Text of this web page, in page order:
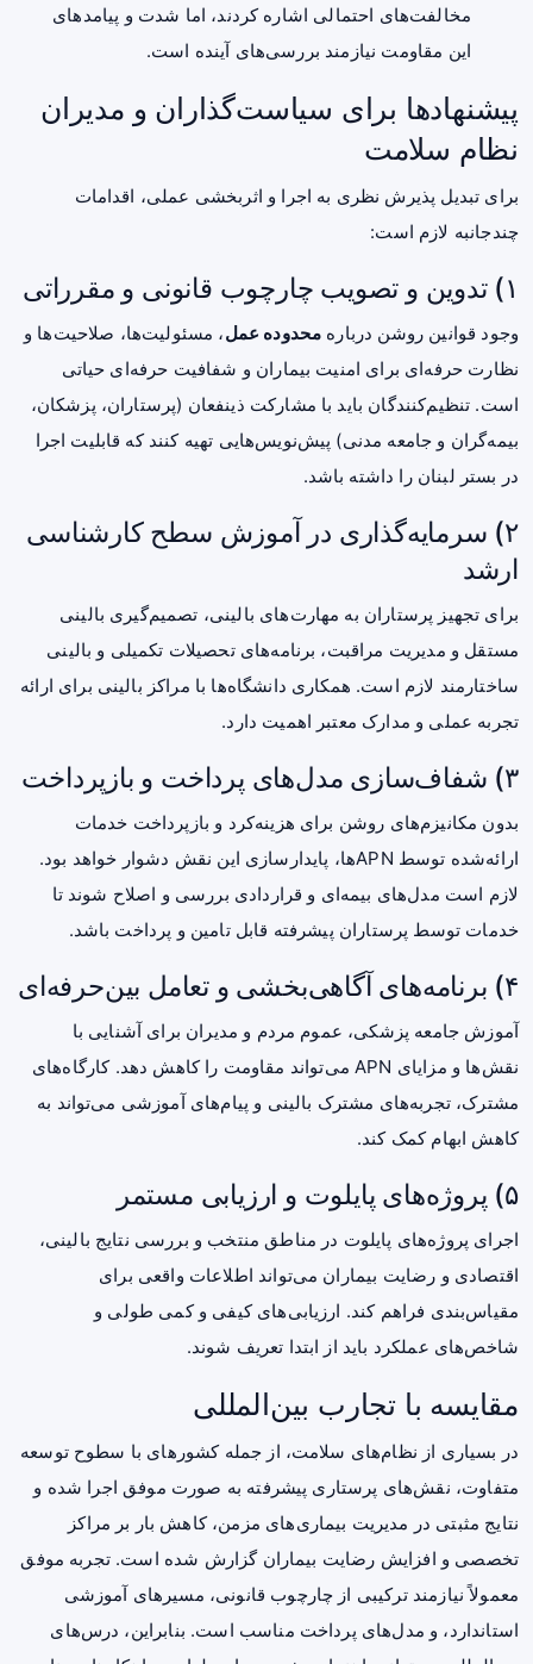
مخالفت‌های احتمالی اشاره کردند، اما شدت و پیامدهای
این مقاومت نیازمند بررسی‌های آینده است.
پیشنهادها برای سیاست‌گذاران و مدیران
نظام سلامت
برای تبدیل پذیرش نظری به اجرا و اثربخشی عملی، اقدامات
چندجانبه لازم است:
۱) تدوین و تصویب چارچوب قانونی و مقرراتی
وجود قوانین روشن درباره محدوده عمل، مسئولیت‌ها، صلاحیت‌ها و
نظارت حرفه‌ای برای امنیت بیماران و شفافیت حرفه‌ای حیاتی
است. تنظیم‌کنندگان باید با مشارکت ذینفعان (پرستاران، پزشکان،
بیمه‌گران و جامعه مدنی) پیش‌نویس‌هایی تهیه کنند که قابلیت اجرا
در بستر لبنان را داشته باشد.
۲) سرمایه‌گذاری در آموزش سطح کارشناسی
ارشد
برای تجهیز پرستاران به مهارت‌های بالینی، تصمیم‌گیری بالینی
مستقل و مدیریت مراقبت، برنامه‌های تحصیلات تکمیلی و بالینی
ساختارمند لازم است. همکاری دانشگاه‌ها با مراکز بالینی برای ارائه
تجربه عملی و مدارک معتبر اهمیت دارد.
۳) شفاف‌سازی مدل‌های پرداخت و بازپرداخت
بدون مکانیزم‌های روشن برای هزینه‌کرد و بازپرداخت خدمات
ارائه‌شده توسط APNها، پایدارسازی این نقش دشوار خواهد بود.
لازم است مدل‌های بیمه‌ای و قراردادی بررسی و اصلاح شوند تا
خدمات توسط پرستاران پیشرفته قابل تامین و پرداخت باشد.
۴) برنامه‌های آگاهی‌بخشی و تعامل بین‌حرفه‌ای
آموزش جامعه پزشکی، عموم مردم و مدیران برای آشنایی با
نقش‌ها و مزایای APN می‌تواند مقاومت را کاهش دهد. کارگاه‌های
مشترک، تجربه‌های مشترک بالینی و پیام‌های آموزشی می‌تواند به
کاهش ابهام کمک کند.
۵) پروژه‌های پایلوت و ارزیابی مستمر
اجرای پروژه‌های پایلوت در مناطق منتخب و بررسی نتایج بالینی،
اقتصادی و رضایت بیماران می‌تواند اطلاعات واقعی برای
مقیاس‌بندی فراهم کند. ارزیابی‌های کیفی و کمی طولی و
شاخص‌های عملکرد باید از ابتدا تعریف شوند.
مقایسه با تجارب بین‌المللی
در بسیاری از نظام‌های سلامت، از جمله کشورهای با سطوح توسعه
متفاوت، نقش‌های پرستاری پیشرفته به صورت موفق اجرا شده و
نتایج مثبتی در مدیریت بیماری‌های مزمن، کاهش بار بر مراکز
تخصصی و افزایش رضایت بیماران گزارش شده است. تجربه موفق
معمولاً نیازمند ترکیبی از چارچوب قانونی، مسیرهای آموزشی
استاندارد، و مدل‌های پرداخت مناسب است. بنابراین، درس‌های